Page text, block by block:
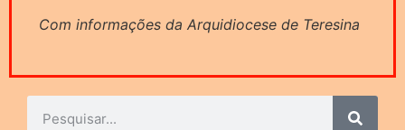
Com informações da Arquidiocese de Teresina